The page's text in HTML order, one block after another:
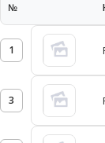
№
1
3